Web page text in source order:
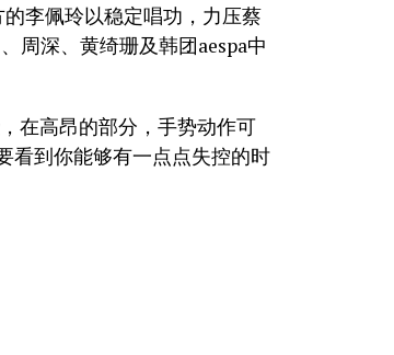
李佩玲以稳定唱功，力压蔡
周深、黄绮珊及韩团aespa中
在高昂的部分，手势动作可
看到你能够有一点点失控的时